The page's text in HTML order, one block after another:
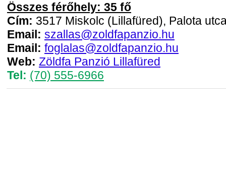
Összes férőhely: 35 fő
Cím: 3517 Miskolc (Lillafüred), Palota
Email: szallas@zoldfapanzio.hu
Email: foglalas@zoldfapanzio.hu
Web: Zöldfa Panzió Lillafüred
Tel: (70) 555-6966